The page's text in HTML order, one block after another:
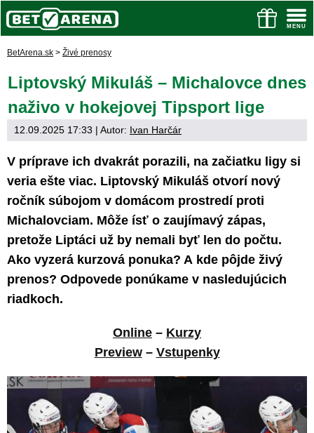
BetArena.sk > Živé prenosy
Liptovský Mikuláš – Michalovce dnes
naživo v hokejovej Tipsport lige
12.09.2025 17:33 | Autor: Ivan Harčár
V príprave ich dvakrát porazili, na začiatku ligy si
veria ešte viac. Liptovský Mikuláš otvorí nový
ročník súbojom v domácom prostredí proti
Michalovciam. Môže ísť o zaujímavý zápas,
pretože Liptáci už by nemali byť len do počtu.
Ako vyzerá kurzová ponuka? A kde pôjde živý
prenos? Odpovede ponúkame v nasledujúcich
riadkoch.
Online – Kurzy
Preview– Vstupenky